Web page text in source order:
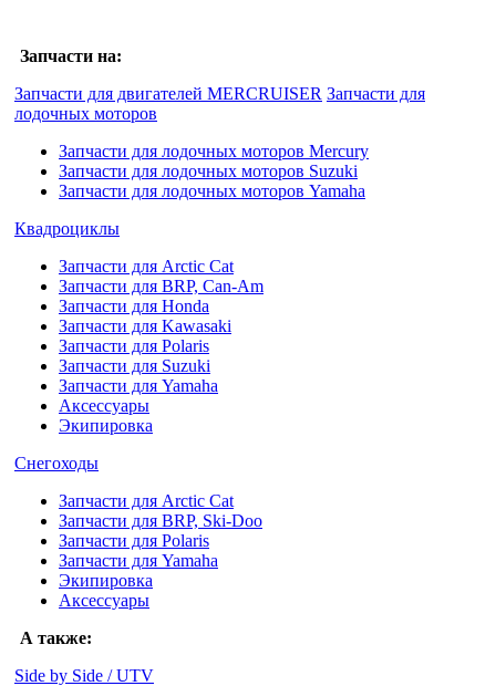
Запчасти на:
Запчасти для двигателей MERCRUISER Запчасти для
лодочных моторов
Запчасти для лодочных моторов Mercury
Запчасти для лодочных моторов Suzuki
Запчасти для лодочных моторов Yamaha
Квадроциклы
Запчасти для Arctic Cat
Запчасти для BRP, Can-Am
Запчасти для Honda
Запчасти для Kawasaki
Запчасти для Polaris
Запчасти для Suzuki
Запчасти для Yamaha
Аксессуары
Экипировка
Снегоходы
Запчасти для Arctic Cat
Запчасти для BRP, Ski-Doo
Запчасти для Polaris
Запчасти для Yamaha
Экипировка
Аксессуары
А также:
Side by Side / UTV